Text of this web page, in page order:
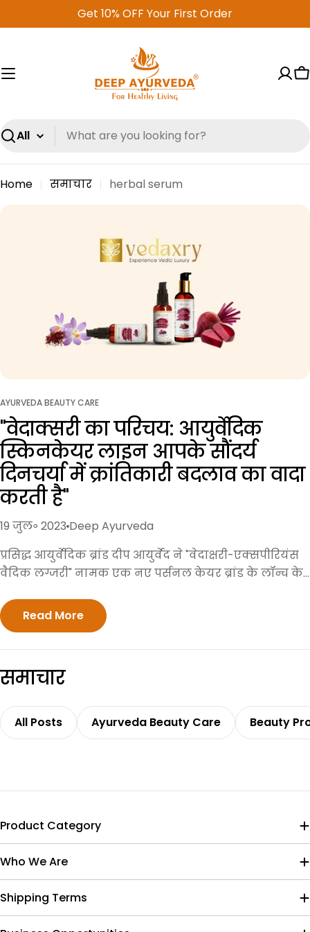
to
Get 10% OFF Your First Order
Search
Home समाचार herbal serum
स
AYURVEDA BEAUTY CARE
"वेदाक्सरी का परिचय: आयुर्वेदिक
स्किनकेयर लाइन आपके सौंदर्य
दिनचर्या में क्रांतिकारी बदलाव का वादा
करती है"
19 जुल॰ 2023 Deep Ayurveda
प्रसिद्ध आयुर्वेदिक ब्रांड दीप आयुर्वेद ने "वेदाक्षरी-एक्सपीरियंस
वैदिक लग्जरी" नामक एक नए पर्सनल केयर ब्रांड के लॉन्च के
केयर ब्रांड का उद्देश्य ग्राहकों को सौंदर्य और त्वचा देखभाल के
क्षेत्र में एक शानदार और प्रामाणिक वैदिक अनुभव प्रदान करना
है।
Read More
समाचार
All Posts Ayurveda Beauty Care Beauty
Product Category
Who We Are
Shipping Terms